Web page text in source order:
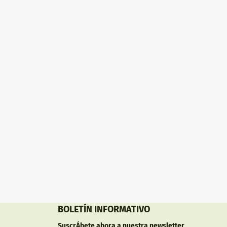
BOLETÍN INFORMATIVO